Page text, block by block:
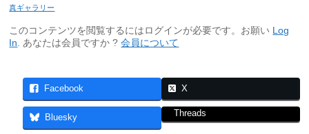
真ギャラリー
このコンテンツを閲覧するにはログインが必要です。お願い Log
In . あなたは会員ですか ?会員について
Facebook X
Bluesky Threads